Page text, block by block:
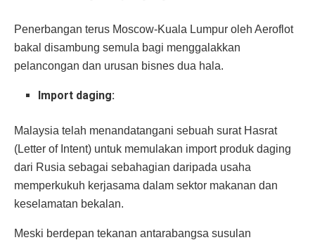
Penerbangan terus Moscow-Kuala Lumpur oleh Aeroflot
bakal disambung semula bagi menggalakkan
pelancongan dan urusan bisnes dua hala.
Import daging:
Malaysia telah menandatangani sebuah surat Hasrat
(Letter of Intent) untuk memulakan import produk daging
dari Rusia sebagai sebahagian daripada usaha
memperkukuh kerjasama dalam sektor makanan dan
keselamatan bekalan.
Meski berdepan tekanan antarabangsa susulan